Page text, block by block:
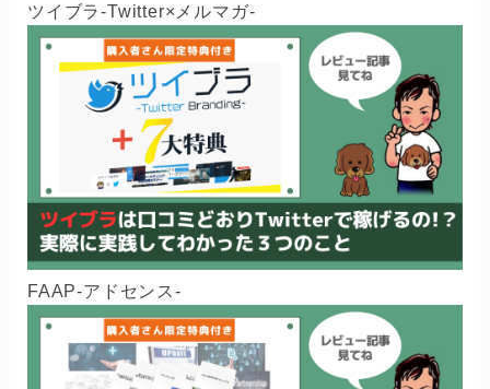
ツイブラ-Twitter×メルマガ-
FAAP-アドセンス-